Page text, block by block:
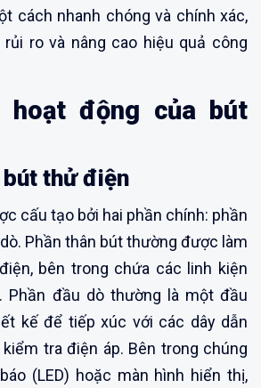
cách nhanh chóng và chính xác,
ro và nâng cao hiệu quả công
hoạt động của bút
bút thử điện
cấu tạo bởi hai phần chính: phần
Phần thân bút thường được làm
bên trong chứa các linh kiện
Phần đầu dò thường là một đầu
kế để tiếp xúc với các dây dẫn
tra điện áp. Bên trong chúng
(LED) hoặc màn hình hiển thị,